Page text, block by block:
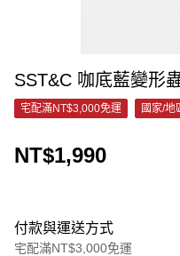
SST&C ⁠咖底藍變形
宅配滿NT$3,000免運 國家/地
NT$1,990
付款與運送方式
宅配滿NT$3,000免運